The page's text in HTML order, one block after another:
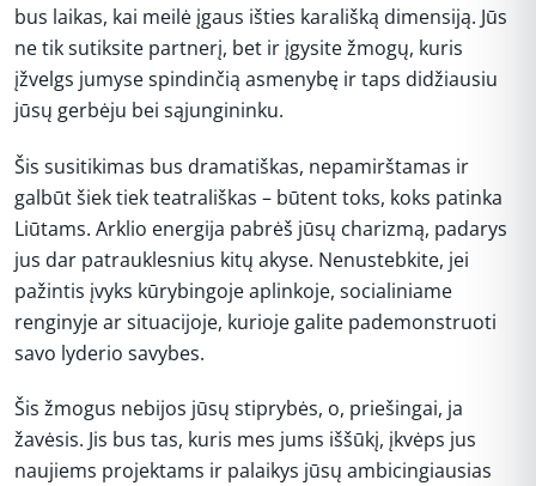
bus laikas, kai meilė įgaus išties karališką dimensiją. Jūs
ne tik sutiksite partnerį, bet ir įgysite žmogų, kuris
įžvelgs jumyse spindinčią asmenybę ir taps didžiausiu
jūsų gerbėju bei sąjungininku.
Šis susitikimas bus dramatiškas, nepamirštamas ir
galbūt šiek tiek teatrališkas – būtent toks, koks patinka
Liūtams. Arklio energija pabrėš jūsų charizmą, padarys
jus dar patrauklesnius kitų akyse. Nenustebkite, jei
pažintis įvyks kūrybingoje aplinkoje, socialiniame
renginyje ar situacijoje, kurioje galite pademonstruoti
savo lyderio savybes.
Šis žmogus nebijos jūsų stiprybės, o, priešingai, ja
žavėsis. Jis bus tas, kuris mes jums iššūkį, įkvėps jus
naujiems projektams ir palaikys jūsų ambicingiausias